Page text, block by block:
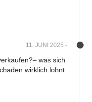
11. JUNI 2025 -